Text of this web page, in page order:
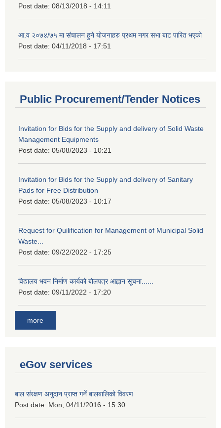
Post date: 08/13/2018 - 14:11
आ.व २०७४/७५ मा संचालन हुने योजनाहरु प्रथम नगर सभा बाट पारित भएको
Post date: 04/11/2018 - 17:51
Public Procurement/Tender Notices
Invitation for Bids for the Supply and delivery of Solid Waste
Management Equipments
Post date: 05/08/2023 - 10:21
Invitation for Bids for the Supply and delivery of Sanitary
Pads for Free Distribution
Post date: 05/08/2023 - 10:17
Request for Quilification for Management of Municipal Solid
Waste...
Post date: 09/22/2022 - 17:25
विद्यालय भवन निर्माण कार्यको बोलपत्र आह्वान सूचना......
Post date: 09/11/2022 - 17:20
more
eGov services
बाल संरक्षण अनुदान प्राप्त गर्ने बालबालिको विवरण
Post date: Mon, 04/11/2016 - 15:30